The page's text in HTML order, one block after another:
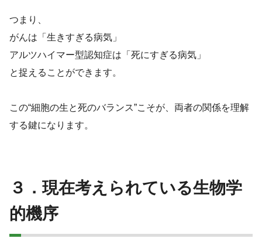
つまり、
がんは「生きすぎる病気」
アルツハイマー型認知症は「死にすぎる病気」
と捉えることができます。
この“細胞の生と死のバランス”こそが、両者の関係を理解
する鍵になります。
３．現在考えられている生物学
的機序